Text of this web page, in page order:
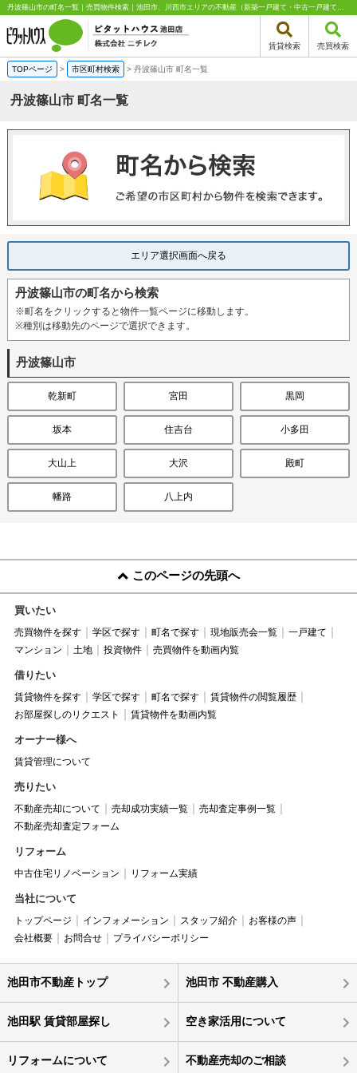
丹波篠山市の町名一覧｜売買物件検索｜池田市、川西市エリアの不動産（新築一戸建て・中古一戸建て・土地・中古マンション）はピタットハウス池田店 株式会社ニチレク
賃貸検索 売買検索
TOPページ > 市区町村検索 > 丹波篠山市 町名一覧
丹波篠山市 町名一覧
エリア選択画面へ戻る
丹波篠山市の町名から検索
※町名をクリックすると物件一覧ページに移動します。
※種別は移動先のページで選択できます。
丹波篠山市
乾新町 宮田 黒岡
坂本 住吉台 小多田
大山上 大沢 殿町
幡路 八上内
このページの先頭へ
買いたい
売買物件を探す 学区で探す 町名で探す 現地販売会一覧
一戸建て
マンション
土地 投資物件 売買物件を動画内覧
借りたい
賃貸物件を探す 学区で探す 町名で探す
賃貸物件の閲覧履歴
お部屋探しのリクエスト
賃貸物件を動画内覧
オーナー様へ
賃貸管理について
売りたい
不動産売却について 売却成功実績一覧
売却査定事例一覧
不動産売却査定フォーム
リフォーム
中古住宅リノベーション リフォーム実績
当社について
トップページ インフォメーション スタッフ紹介
お客様の声
会社概要
お問合せ プライバシーポリシー
池田市不動産トップ 池田市 不動産購入
池田駅 賃貸部屋探し 空き家活用について
リフォームについて 不動産売却のご相談